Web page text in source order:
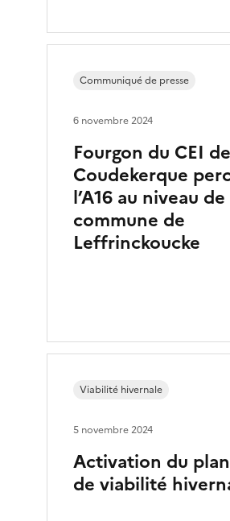
Fourgon du CEI de
Coudekerque
l’A16 au niveau
commune de
Leffrinckoucke
Communiqué de presse
6 novembre 2024
Activation du
de viabilité
Viabilité hivernale
5 novembre 2024